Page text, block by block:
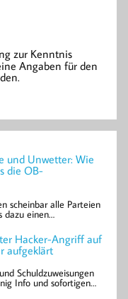
zur Kenntnis
Angaben für den
und Unwetter: Wie
die OB-
scheinbar alle Parteien
dazu einen…
Hacker-Angriff auf
aufgeklärt
Schuldzuweisungen
Info und sofortigen…